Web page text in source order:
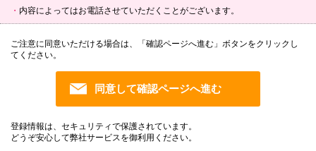
内容によってはお電話させていただくことがございます。
ご注意に同意いただける場合は、「確認ページへ進む」ボタンをクリックし
てください。
登録情報は、セキュリティで保護されています。
どうぞ安心して弊社サービスを御利用ください。